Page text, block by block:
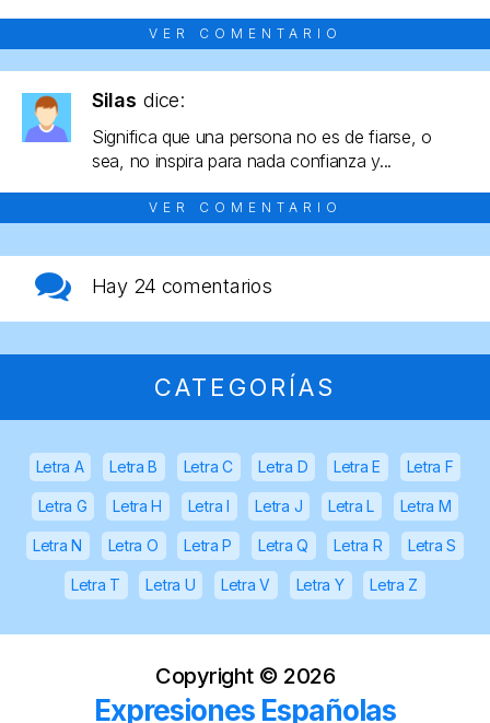
VER COMENTARIO
Silas dice:
Significa que una persona no es de fiarse, o
sea, no inspira para nada confianza y...
VER COMENTARIO
Hay 24 comentarios
CATEGORÍAS
Letra A Letra B Letra C Letra D Letra E Letra F
Letra G Letra H Letra I Letra J Letra L Letra M
Letra N Letra O Letra P Letra Q Letra R Letra S
Letra T Letra U Letra V Letra Y Letra Z
Copyright © 2026
Expresiones Españolas